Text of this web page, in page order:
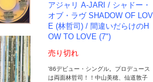
アジャリ A-JARI / シャドー・
オブ・ラヴ SHADOW OF LOV
E (林哲司) / 間違いだらけのH
OW TO LOVE (7")
売り切れ
'86デビュー・シングル。プロデュース
は両面林哲司！！中山美穂、仙道敦子